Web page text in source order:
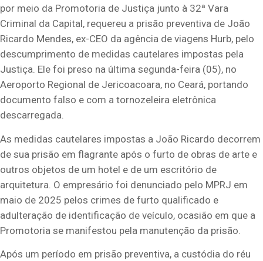
por meio da Promotoria de Justiça junto à 32ª Vara
Criminal da Capital, requereu a prisão preventiva de João
Ricardo Mendes, ex-CEO da agência de viagens Hurb, pelo
descumprimento de medidas cautelares impostas pela
Justiça. Ele foi preso na última segunda-feira (05), no
Aeroporto Regional de Jericoacoara, no Ceará, portando
documento falso e com a tornozeleira eletrônica
descarregada.
As medidas cautelares impostas a João Ricardo decorrem
de sua prisão em flagrante após o furto de obras de arte e
outros objetos de um hotel e de um escritório de
arquitetura. O empresário foi denunciado pelo MPRJ em
maio de 2025 pelos crimes de furto qualificado e
adulteração de identificação de veículo, ocasião em que a
Promotoria se manifestou pela manutenção da prisão.
Após um período em prisão preventiva, a custódia do réu